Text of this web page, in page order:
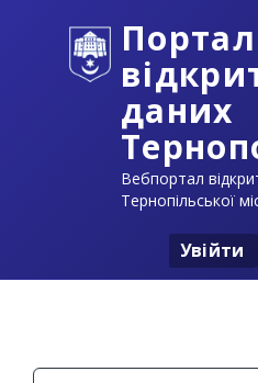
Портал
даних
Вебпортал
Тернопільської
Увійти